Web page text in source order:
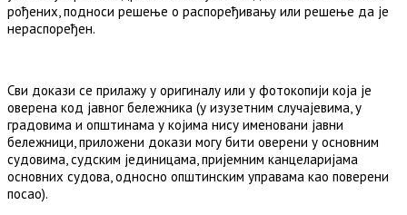
рођених, подноси решење о распоређивању или решење да је
нераспоређен.
Сви докази се прилажу у оригиналу или у фотокопији која је
оверена код јавног бележника (у изузетним случајевима, у
градовима и општинама у којима нису именовани јавни
бележници, приложени докази могу бити оверени у основним
судовима, судским јединицама, пријемним канцеларијама
основних судова, односно општинским управама као поверени
посао).